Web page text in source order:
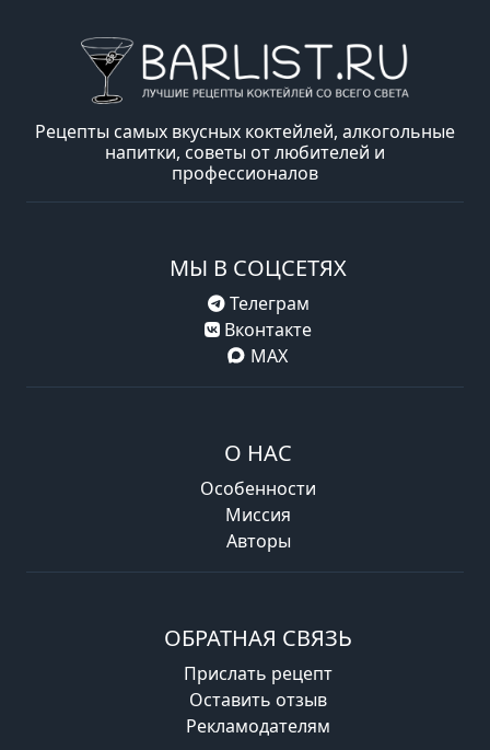
Рецепты самых вкусных коктейлей, алкогольные
напитки, советы от любителей и
профессионалов
МЫ В СОЦСЕТЯХ
Телеграм
Вконтакте
MAX
О НАС
Особенности
Миссия
Авторы
ОБРАТНАЯ СВЯЗЬ
Прислать рецепт
Оставить отзыв
Рекламодателям